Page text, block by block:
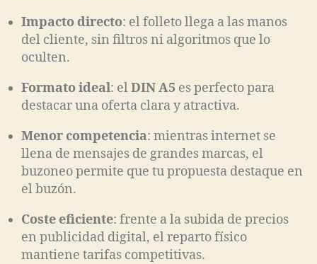
Impacto directo: el folleto llega a las manos
del cliente, sin filtros ni algoritmos que lo
oculten.
Formato ideal: elDIN A5 es perfecto para
destacar una oferta clara y atractiva.
Menor competencia: mientras internet se
llena de mensajes de grandes marcas, el
buzoneo permite que tu propuesta destaque en
el buzón.
Coste eficiente: frente a la subida de precios
en publicidad digital, el reparto físico
mantiene tarifas competitivas.